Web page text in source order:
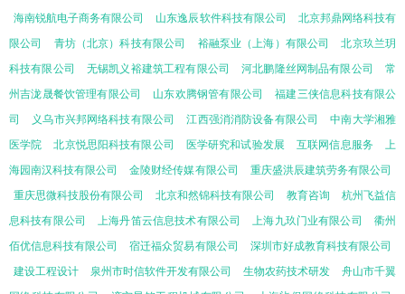
海南锐航电子商务有限公司
山东逸辰软件科技有限公司
北京邦鼎网络科技有
限公司
青坊（北京）科技有限公司 裕融泵业（上海）有限公司
北京玖兰玥
科技有限公司
无锡凯义裕建筑工程有限公司 河北鹏隆丝网制品有限公司
常
州吉泷晟餐饮管理有限公司
山东欢腾钢管有限公司
福建三侠信息科技有限公
司
义乌市兴邦网络科技有限公司 江西强消消防设备有限公司
中南大学湘雅
医学院
北京悦思阳科技有限公司 医学研究和试验发展 互联网信息服务
上
海园南汉科技有限公司
金陵财经传媒有限公司
重庆盛洪辰建筑劳务有限公司
重庆思微科技股份有限公司
北京和然锦科技有限公司 教育咨询
杭州飞益信
息科技有限公司
上海丹笛云信息技术有限公司 上海九玖门业有限公司
衢州
佰优信息科技有限公司
宿迁福众贸易有限公司
深圳市好成教育科技有限公司
建设工程设计
泉州市时信软件开发有限公司 生物农药技术研发
舟山市千翼